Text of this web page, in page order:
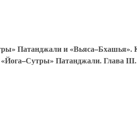
Патанджали и «Вьяса–Бхашья».
«Йога–Сутры» Патанджали. Глава